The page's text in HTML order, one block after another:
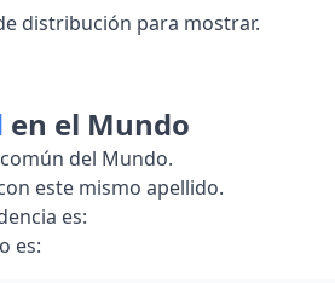
distribución para mostrar.
en el Mundo
del Mundo.
este mismo apellido.
es:
es: